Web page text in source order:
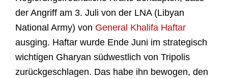
der Angriff am 3. Juli von der LNA (Libyan
National Army) von General Khalifa Haftar
ausging. Haftar wurde Ende Juni im strategisch
wichtigen Gharyan südwestlich von Tripolis
zurückgeschlagen. Das habe ihn bewogen, den